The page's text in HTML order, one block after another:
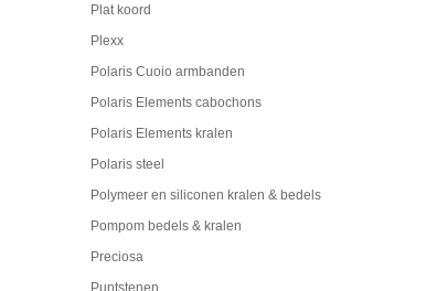
Plat koord
Plexx
Polaris Cuoio armbanden
Polaris Elements cabochons
Polaris Elements kralen
Polaris steel
Polymeer en siliconen kralen & bedels
Pompom bedels & kralen
Preciosa
Puntstenen